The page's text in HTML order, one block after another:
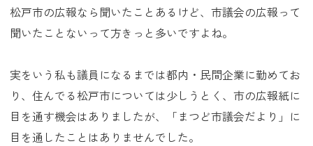
松戸市の広報なら聞いたことあるけど、市議会の広報って
聞いたことないって方きっと多いですよね。
実をいう私も議員になるまでは都内・民間企業に勤めてお
り、住んでる松戸市については少しうとく、市の広報紙に
目を通す機会はありましたが、「まつど市議会だより」に
目を通したことはありませんでした。